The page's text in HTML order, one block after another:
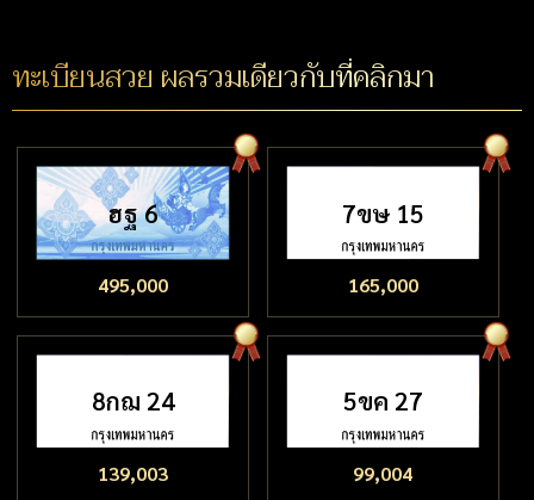
ทะเบียนสวย ผลรวมเดียวกับที่คลิกมา
ฮฐ 6
495,000
7ขษ 15
165,000
8กฌ 24
139,003
5ขค 27
99,004